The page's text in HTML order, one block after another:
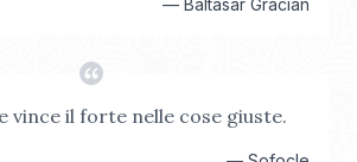
— Baltasar Gracián
vince il forte nelle cose giuste.